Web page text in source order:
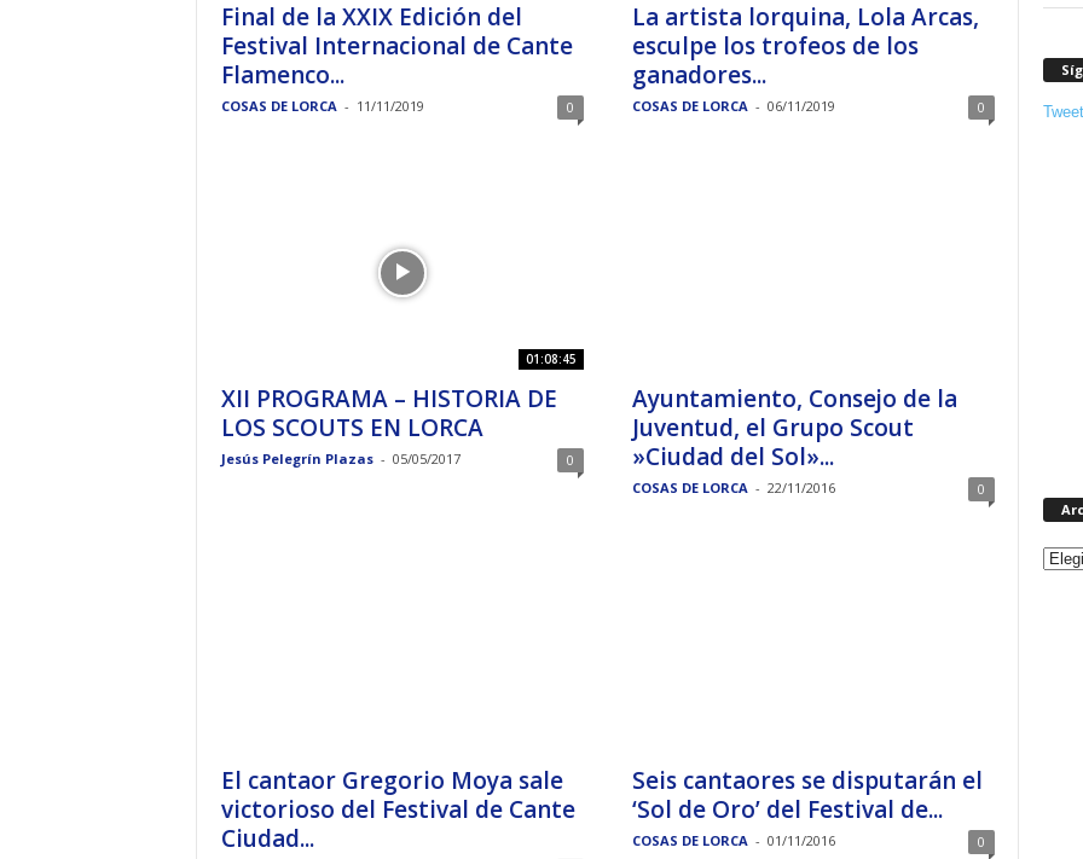
Final de la XXIX Edición del
Festival Internacional de Cante
Flamenco...
COSAS DE LORCA - 11/11/2019 0
La artista lorquina, Lola Arcas,
esculpe los trofeos de los
ganadores...
COSAS DE LORCA - 06/11/2019 0
01:08:45
XII PROGRAMA – HISTORIA DE
LOS SCOUTS EN LORCA
Jesús Pelegrín Plazas - 05/05/2017 0
Ayuntamiento, Consejo de la
Juventud, el Grupo Scout
»Ciudad del Sol»...
COSAS DE LORCA - 22/11/2016 0
El cantaor Gregorio Moya sale
victorioso del Festival de Cante
Ciudad...
Seis cantaores se disputarán el
‘Sol de Oro’ del Festival de...
COSAS DE LORCA - 01/11/2016 0